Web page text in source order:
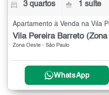
3 quartos 1 suíte
Zona Oeste - São Paulo
WhatsApp